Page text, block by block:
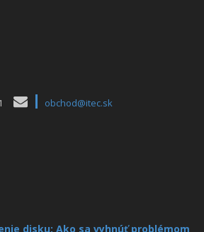
obchod@itec.sk
disku: Ako sa vyhnúť problémom